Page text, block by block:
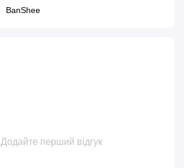
BanShee
Додайте перший відгук